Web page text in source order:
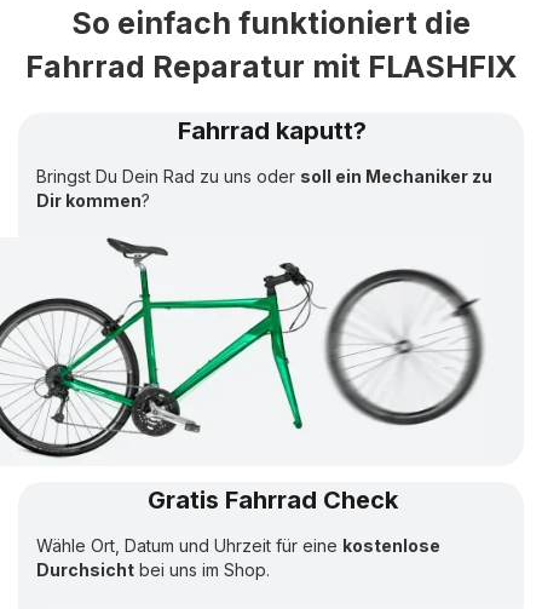
So einfach funktioniert die
Fahrrad Reparatur mit FLASHFIX
Fahrrad kaputt?
Bringst Du Dein Rad zu uns oder soll ein Mechaniker zu
Dir kommen?
Gratis Fahrrad Check
Wähle Ort, Datum und Uhrzeit für eine kostenlose
Durchsicht bei uns im Shop.